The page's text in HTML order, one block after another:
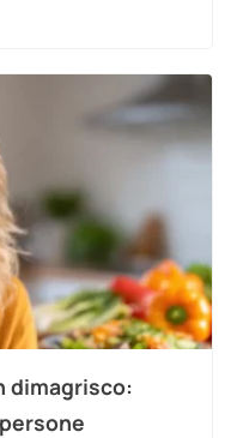
dimagrisco: